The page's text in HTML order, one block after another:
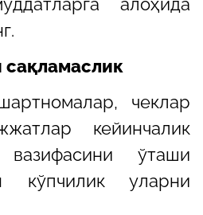
чеклар
кейинчалик
ўташи
кўпчилик уларни